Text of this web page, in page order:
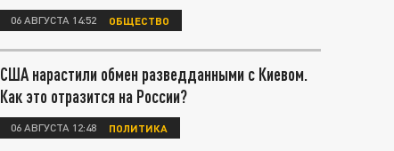
06 АВГУСТА 14:52 ОБЩЕСТВО
США нарастили обмен разведданными с Киевом.
Как это отразится на России?
06 АВГУСТА 12:48 ПОЛИТИКА